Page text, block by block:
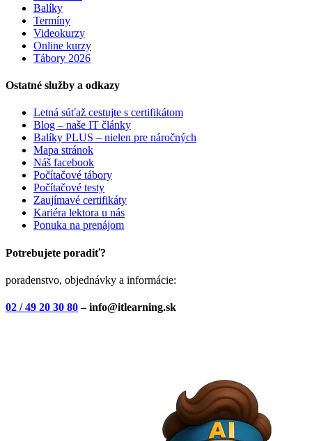
Balíky
Termíny
Videokurzy
Online kurzy
Tábory 2026
Ostatné služby a odkazy
Letná súťaž cestujte s certifikátom
Blog – naše IT články
Balíky PLUS – nielen pre náročných
Mapa stránok
Náš facebook
Počítačové tábory
Počítačové testy
Zaujímavé certifikáty
Kariéra lektora u nás
Ponuka na prenájom
Potrebujete poradiť?
poradenstvo, objednávky a informácie:
02 / 49 20 30 80– info@itlearning.sk